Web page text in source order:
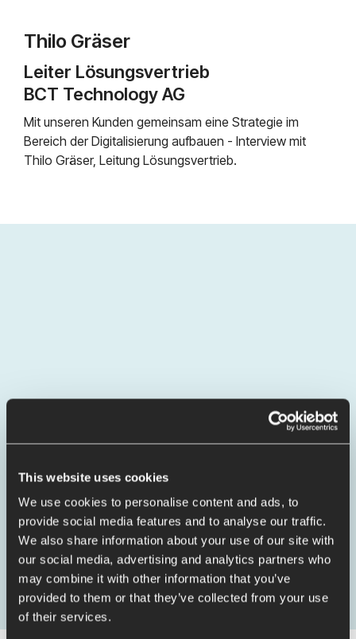
This website uses cookies
We use cookies to personalise content and ads, to
provide social media features and to analyse our traffic.
We also share information about your use of our site with
our social media, advertising and analytics partners who
may combine it with other information that you’ve
provided to them or that they’ve collected from your use
of their services.
Thilo Gräser
Leiter Lösungsvertrieb
BCT Technology AG
Mit unseren Kunden gemeinsam eine Strategie im
Bereich der Digitalisierung aufbauen - Interview mit
Thilo Gräser, Leitung Lösungsvertrieb.
Jürgen Hillemann
Vorstand BCT Technology AG
Die drei Schlüssel für den Erfolg der BCT sind die Nähe
zum Kunden, vertrauensvolle Zusammenarbeit mit
Kunden und Partnern sowie die Kompetenz der
Mitarbeiter.